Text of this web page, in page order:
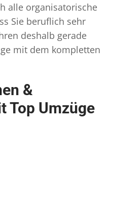
alle organisatorische
Sie beruflich sehr
deshalb gerade
mit dem kompletten
&
Top Umzüge